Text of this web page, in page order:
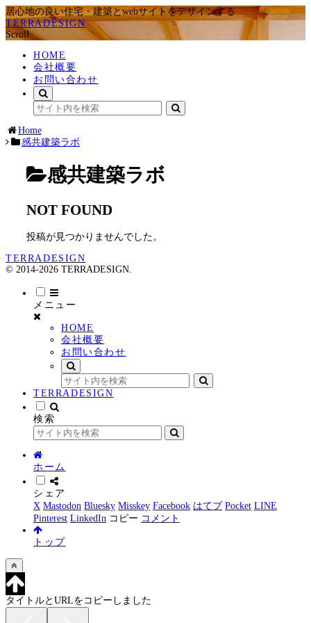
居心地の良い住宅・建築とwebサイトをデザインする
TERRADESIGN
Scroll
HOME
会社概要
お問い合わせ
Home
感共建築ラボ
感共建築ラボ
NOT FOUND
投稿が見つかりませんでした。
TERRADESIGN
© 2014-2026 TERRADESIGN.
メニュー
HOME
会社概要
お問い合わせ
TERRADESIGN
検索
ホーム
シェア
X Mastodon Bluesky Misskey Facebook はてブ Pocket LINE
Pinterest LinkedIn コピー コメント
トップ
タイトルとURLをコピーしました